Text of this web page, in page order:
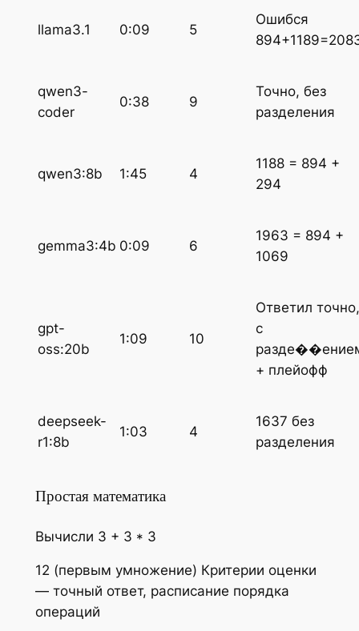
llama3.1 0:09 5
Ошибся
qwen3-
coder
0:38 9
Точно, без
разделения
qwen3:8b 1:45 4
1188 = 894 +
294
gemma3:4b 0:09 6
1963 = 894 +
1069
gpt-
oss:20b
1:09 10
Ответил точно,
с
+ плейофф
deepseek-
r1:8b
1:03 4
1637 без
разделения
Простая математика
Вычисли 3 + 3 * 3
12 (первым умножение) Критерии оценки
— точный ответ, расписание порядка
операций